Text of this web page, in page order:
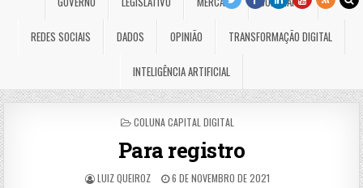
REDES SOCIAIS DADOS OPINIÃO TRANSFORMAÇÃO DIGITAL
INTELIGÊNCIA ARTIFICIAL
POSTED
COLUNA CAPITAL DIGITAL
Para registro
LUIZ QUEIROZ 6 DE NOVEMBRO DE 2021